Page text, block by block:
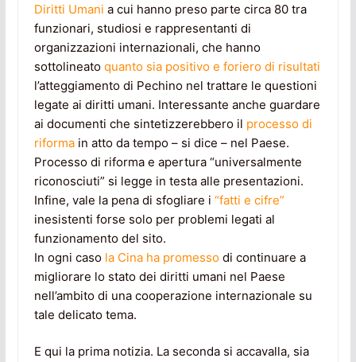
Diritti Umani a cui hanno preso parte circa 80 tra
funzionari, studiosi e rappresentanti di
organizzazioni internazionali, che hanno
sottolineato quanto sia positivo e foriero di risultati
l’atteggiamento di Pechino nel trattare le questioni
legate ai diritti umani. Interessante anche guardare
ai documenti che sintetizzerebbero il processo di
riformain atto da tempo – si dice – nel Paese.
Processo di riforma e apertura “universalmente
riconosciuti” si legge in testa alle presentazioni.
Infine, vale la pena di sfogliare i “fatti e cifre”
inesistenti forse solo per problemi legati al
funzionamento del sito.
In ogni caso la Cina ha promessodi continuare a
migliorare lo stato dei diritti umani nel Paese
nell’ambito di una cooperazione internazionale su
tale delicato tema.
E qui la prima notizia. La seconda si accavalla, sia